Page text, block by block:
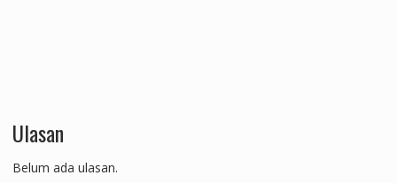
Ulasan
Belum ada ulasan.